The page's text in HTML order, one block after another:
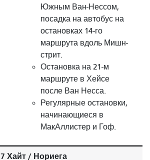
Южным Ван-Нессом,
посадка на автобус на
остановках 14-го
маршрута вдоль Мишн-
стрит.
Остановка на 21-м
маршруте в Хейсе
после Ван Несса.
Регулярные остановки,
начинающиеся в
МакАллистер и Гоф.
7 Хайт / Нориега